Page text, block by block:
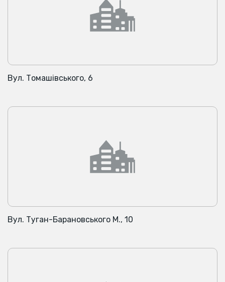
Вул. Томашівського, 6
Вул. Туган-Барановського М., 10